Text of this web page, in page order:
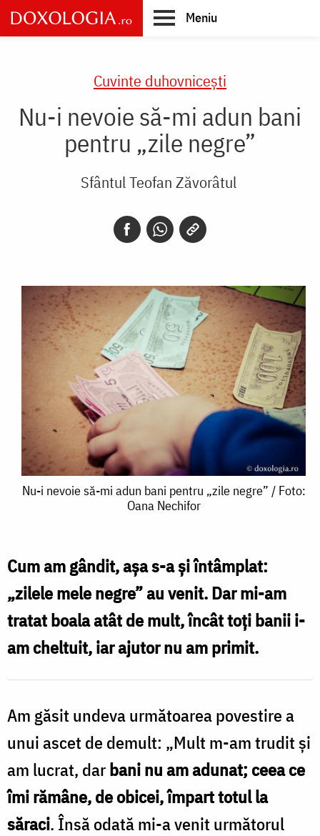
Skip
to
main
Meniu
Cuvinte duhovnicești
Nu-i nevoie să-mi adun bani
pentru „zile negre”
Sfântul Teofan Zăvorâtul
Nu-
să-
mi
adun
bani
negre”
/
Foto:
Oana
Nechifor
Nu-i nevoie să-mi adun bani pentru „zile negre” / Foto:
Oana Nechifor
Cum am gândit, așa s-a și întâmplat:
„zilele mele negre” au venit. Dar mi-am
tratat boala atât de mult, încât toți banii i-
am cheltuit, iar ajutor nu am primit.
Am găsit undeva următoarea povestire a
unui ascet de demult: „Mult m-am trudit și
am lucrat, darbani nu am adunat; ceea ce
îmi rămâne, de obicei, împart totul la
săraci. Însă odată mi-a venit următorul